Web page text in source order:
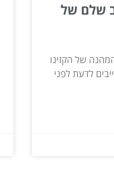
שלם של
של הקזינו
לדעת לפני